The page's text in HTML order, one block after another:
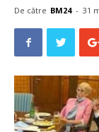
De către BM24 - 31